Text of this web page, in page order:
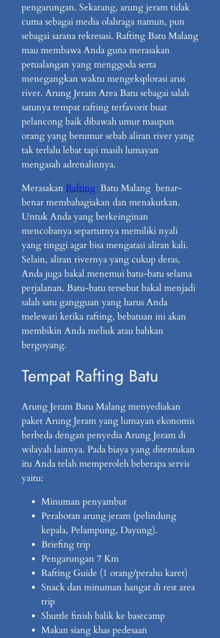
pengarungan. Sekarang, arung jeram tidak
cuma sebagai media olahraga namun, pun
sebagai sarana rekresasi. Rafting Batu Malang
mau membawa Anda guna merasakan
petualangan yang menggoda serta
menegangkan waktu mengeksplorasi arus
river. Arung Jeram Area Batu sebagai salah
satunya tempat rafting terfavorit buat
pelancong baik dibawah umur maupun
orang yang berumur sebab aliran river yang
tak terlalu lebat tapi masih lumayan
mengasah adrenalinnya.
Merasakan RaftingBatu Malang benar-
benar membahagiakan dan menakutkan.
Untuk Anda yang berkeinginan
mencobanya separtutnya memiliki nyali
yang tinggi agar bisa mengatasi aliran kali.
Selain, aliran rivernya yang cukup deras,
Anda juga bakal menemui batu-batu selama
perjalanan. Batu-batu tersebut bakal menjadi
salah satu gangguan yang harus Anda
melewati ketika rafting, bebatuan ini akan
membikin Anda meliuk atau bahkan
bergoyang.
Tempat Rafting Batu
Arung Jeram Batu Malang menyediakan
paket Arung Jeram yang lumayan ekonomis
berbeda dengan penyedia Arung Jeram di
wilayah lainnya. Pada biaya yang ditentukan
itu Anda telah memperoleh beberapa servis
yaitu:
Minuman penyambut
Perabotan arung jeram (pelindung
kepala, Pelampung, Dayung).
Briefing trip
Pengarungan 7 Km
Rafting Guide (1 orang/perahu karet)
Snack dan minuman hangat di rest area
trip
Shuttle finish balik ke basecamp
Makan siang khas pedesaan